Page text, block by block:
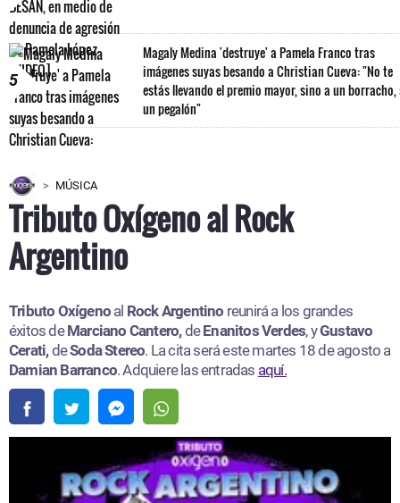
5
Magaly Medina 'destruye' a Pamela Franco tras
imágenes suyas besando a Christian Cueva: "No te
estás llevando el premio mayor, sino a un borracho,
un pegalón"
MÚSICA
Tributo Oxígeno al Rock
Argentino
Tributo Oxígeno al Rock Argentino reunirá a los grandes
éxitos deMarciano Cantero,deEnanitos Verdes, yGustavo
Cerati,deSoda Stereo. La cita será este martes 18 de agosto a
Damian Barranco. Adquiere las entradas aquí.